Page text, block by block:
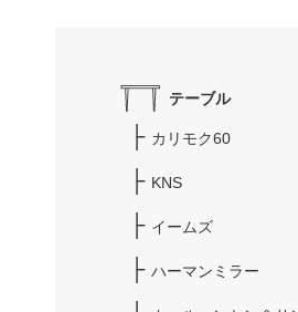
テーブル
カリモク60
KNS
イームズ
ハーマンミラー